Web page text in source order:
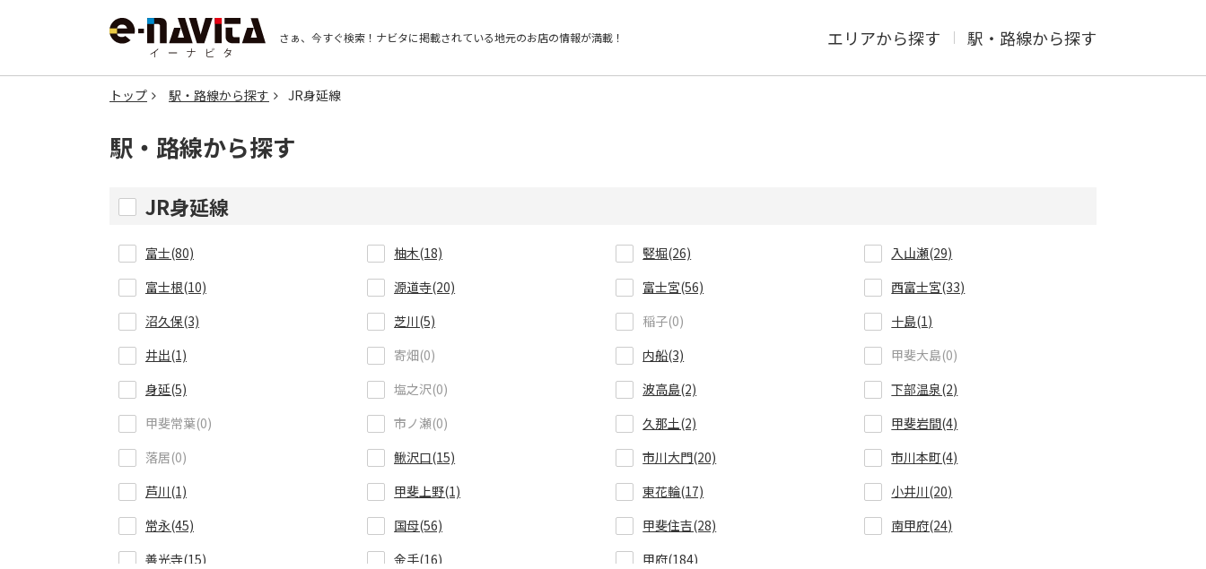
さぁ、今すぐ検索！ ナビタに掲載されている地元のお店の情報が満載！ エリアから探す 駅・路線から探す
トップ 駅・路線から探す JR身延線
駅・路線から探す
JR身延線
富士(80) 柚木(18) 竪堀(26)
入山瀬(29)
富士根(10)
源道寺(20) 富士宮(56)
西富士宮(33)
沼久保(3)
芝川(5) 稲子(0)
十島(1)
井出(1)
寄畑(0) 内船(3)
甲斐大島(0)
身延(5)
塩之沢(0) 波高島(2)
下部温泉(2)
甲斐常葉(0)
市ノ瀬(0) 久那土(2)
甲斐岩間(4)
落居(0)
鰍沢口(15) 市川大門(20)
市川本町(4)
芦川(1)
甲斐上野(1) 東花輪(17)
小井川(20)
常永(45)
国母(56) 甲斐住吉(28)
南甲府(24)
善光寺(15)
金手(16) 甲府(184)